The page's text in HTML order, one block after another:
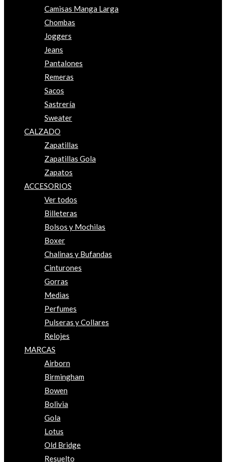
Camisas Manga Larga
Chombas
Joggers
Jeans
Pantalones
Remeras
Sacos
Sastrería
Sweater
CALZADO
Zapatillas
Zapatillas Gola
Zapatos
ACCESORIOS
Ver todos
Billeteras
Bolsos y Mochilas
Boxer
Chalinas y Bufandas
Cinturones
Gorras
Medias
Perfumes
Pulseras y Collares
Relojes
MARCAS
Airborn
Birmingham
Bowen
Bolivia
Gola
Lotus
Old Bridge
Resuelto